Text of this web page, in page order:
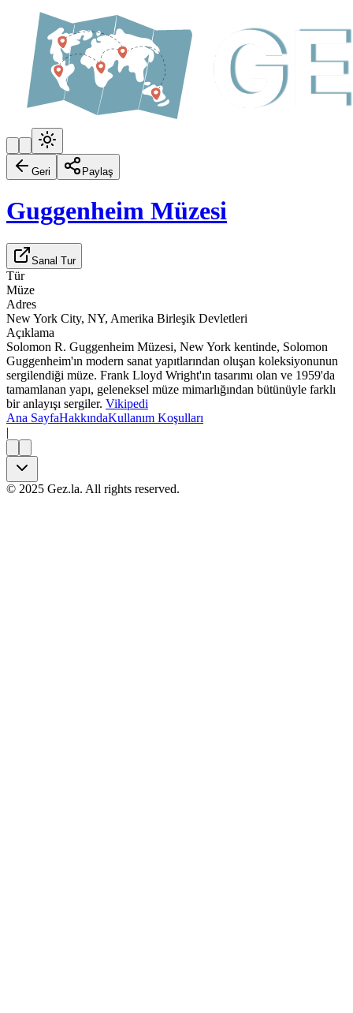
Geri Paylaş
Guggenheim Müzesi
Sanal Tur
Tür
Müze
Adres
New York City, NY, Amerika Birleşik Devletleri
Açıklama
Solomon R. Guggenheim Müzesi, New York kentinde, Solomon
Guggenheim'ın modern sanat yapıtlarından oluşan koleksiyonunun
sergilendiği müze. Frank Lloyd Wright'ın tasarımı olan ve 1959'da
tamamlanan yapı, geleneksel müze mimarlığından bütünüyle farklı
bir anlayışı sergiler. Vikipedi
Ana SayfaHakkındaKullanım Koşulları
|
© 2025 Gez.la. All rights reserved.